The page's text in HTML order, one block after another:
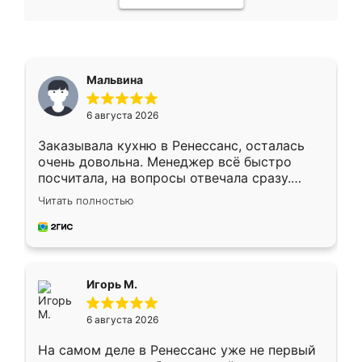
Мальвина
6 августа 2026
Заказывала кухню в Ренессанс, осталась
очень довольна. Менеджер всё быстро
посчитала, на вопросы отвечала сразу.
Замерщик приехал в субботу, подошёл к
делу со всей ответственностью. Собрали
за день, ребята работали аккуратно, даже
Читать полностью
Игорь М.
6 августа 2026
На самом деле в Ренессанс уже не первый